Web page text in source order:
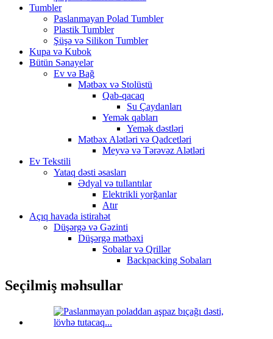
Tumbler
Paslanmayan Polad Tumbler
Plastik Tumbler
Şüşə və Silikon Tumbler
Kupa və Kubok
Bütün Sənayelər
Ev və Bağ
Mətbəx və Stolüstü
Qab-qacaq
Su Çaydanları
Yemək qabları
Yemək dəstləri
Mətbəx Alətləri və Qadcetləri
Meyvə və Tərəvəz Alətləri
Ev Tekstili
Yataq dəsti əsasları
Ədyal və tullantılar
Elektrikli yorğanlar
Atır
Açıq havada istirahət
Düşərgə və Gəzinti
Düşərgə mətbəxi
Sobalar və Qrillər
Backpacking Sobaları
Seçilmiş məhsullar